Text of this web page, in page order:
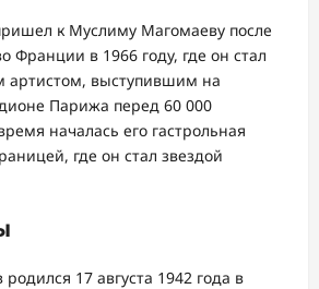
к Муслиму Магомаеву после
Франции в 1966 году, где он стал
артистом, выступившим на
Парижа перед 60 000
началась его гастрольная
где он стал звездой
17 августа 1942 года в